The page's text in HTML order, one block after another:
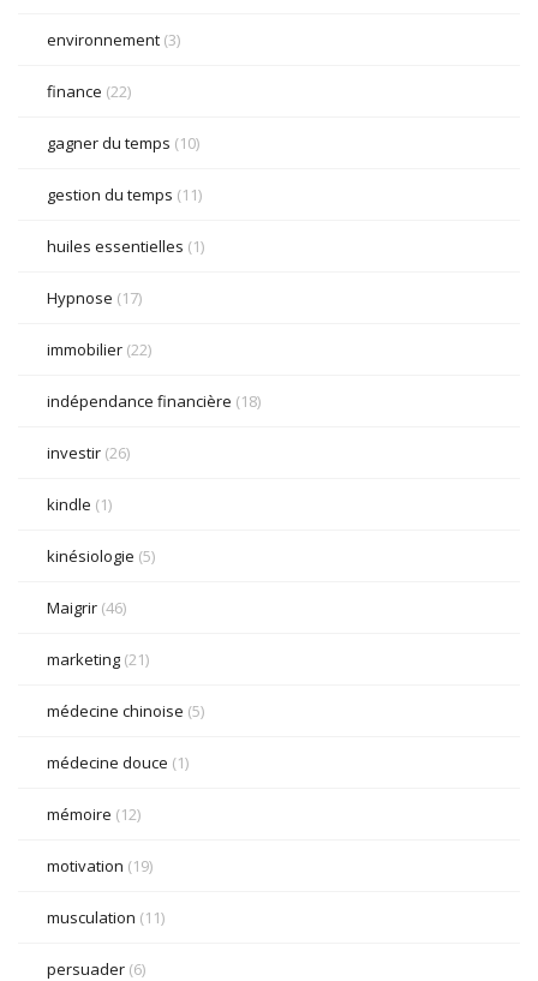
environnement (3)
finance (22)
gagner du temps (10)
gestion du temps (11)
huiles essentielles (1)
Hypnose (17)
immobilier (22)
indépendance financière (18)
investir (26)
kindle (1)
kinésiologie (5)
Maigrir (46)
marketing (21)
médecine chinoise (5)
médecine douce (1)
mémoire (12)
motivation (19)
musculation (11)
persuader (6)